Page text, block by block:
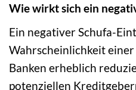
Wie wirkt sich ein
Ein negativer Schufa-
Wahrscheinlichkeit
Banken erheblich
potenziellen